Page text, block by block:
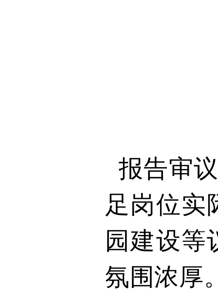
报告审
足岗位实
园建设等
氛围浓厚